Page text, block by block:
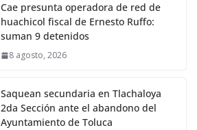
Cae presunta operadora de red de
huachicol fiscal de Ernesto Ruffo:
suman 9 detenidos
8 agosto, 2026
Saquean secundaria en Tlachaloya
2da Sección ante el abandono del
Ayuntamiento de Toluca